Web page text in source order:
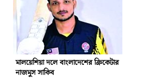
মালয়েশিয়া দলে বাংলাদেশের ক্রিকেটার
নাজমুস সাকিব